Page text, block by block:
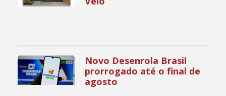
Novo Desenrola Brasil
prorrogado até o final de
agosto